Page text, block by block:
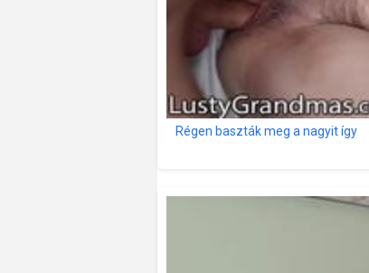
Régen baszták meg a nagyit így